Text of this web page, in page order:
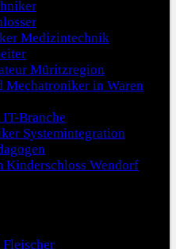
Medizintechnik
Müritzregion
Mechatroniker in Waren
Branche
Systemintegration
Kinderschloss Wendorf